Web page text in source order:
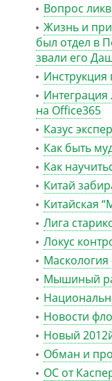
Вопрос
Жизнь и
был отдел в
звали его
на Office365
Казус
Как быть
Как
Китай
Китайская
Лига
Локус
Маскология
Мышиный
Новости
Новый
Обман и
ОС от